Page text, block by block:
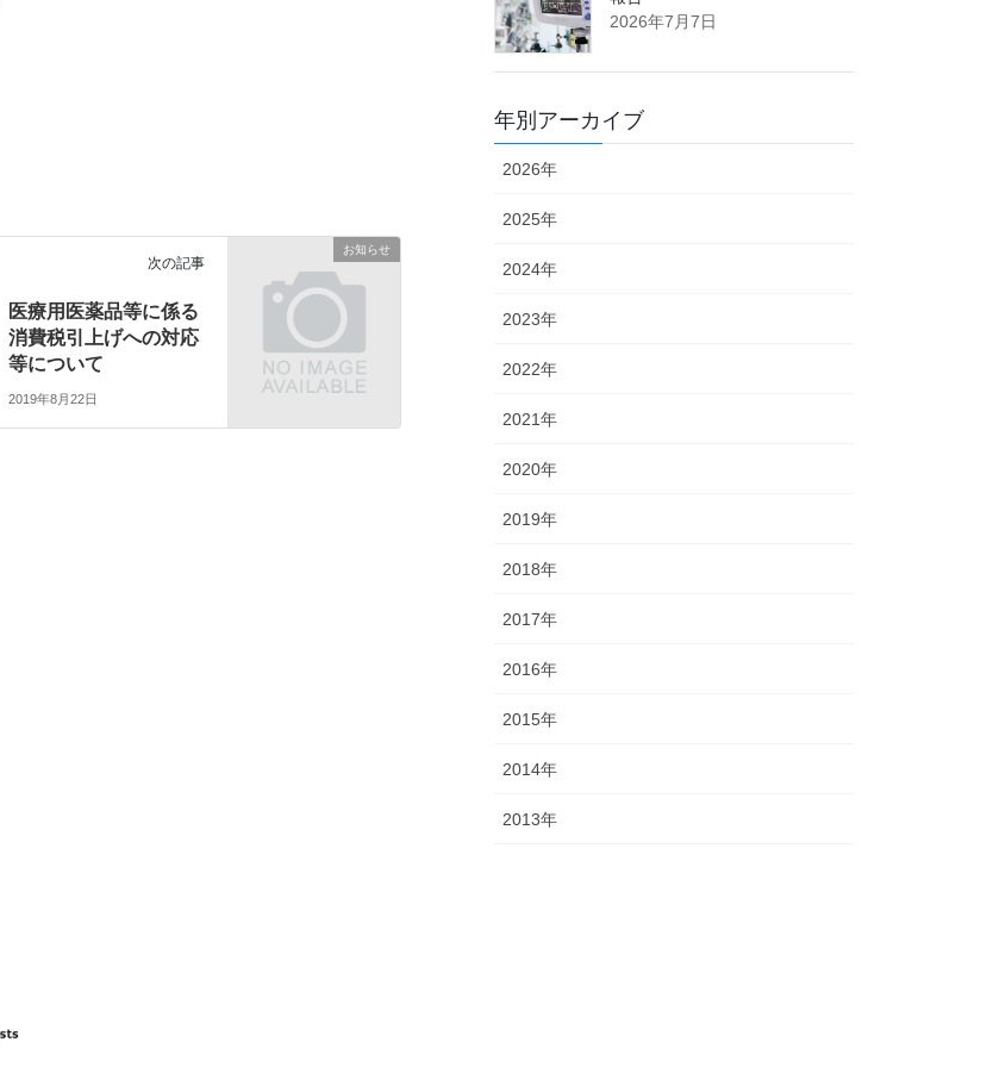
お知らせ
次の記事
医療用医薬品等に係る
消費税引上げへの対応
等について
2019年8月22日
2026年7月7日
年別アーカイブ
2026年
2025年
2024年
2023年
2022年
2021年
2020年
2019年
2018年
2017年
2016年
2015年
2014年
2013年